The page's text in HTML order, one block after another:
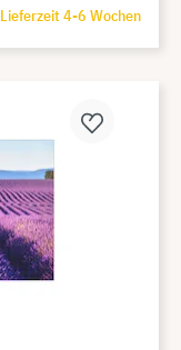
Lieferzeit 4-6 Wochen